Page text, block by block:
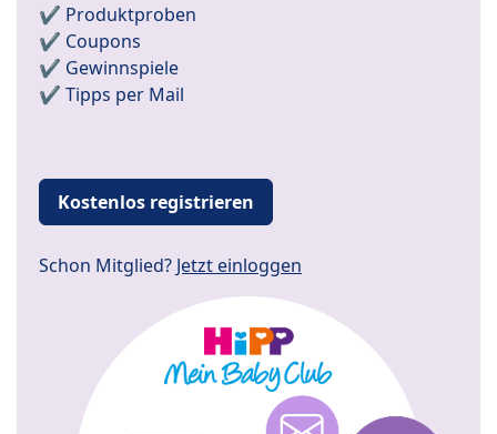
✔️ Produktproben
✔️ Coupons
✔️ Gewinnspiele
✔️ Tipps per Mail
Kostenlos registrieren
Schon Mitglied? Jetzt einloggen